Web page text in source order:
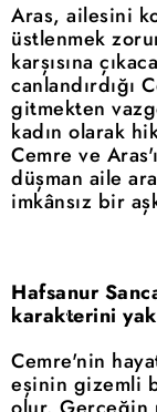
Aras, ailesini
üstlenmek
karşısına
canlandırdığı
gitmekten
kadın olarak
Cemre ve
düşman aile
imkânsız bir
Hafsanur
karakterini
Cemre'nin
eşinin gizemli